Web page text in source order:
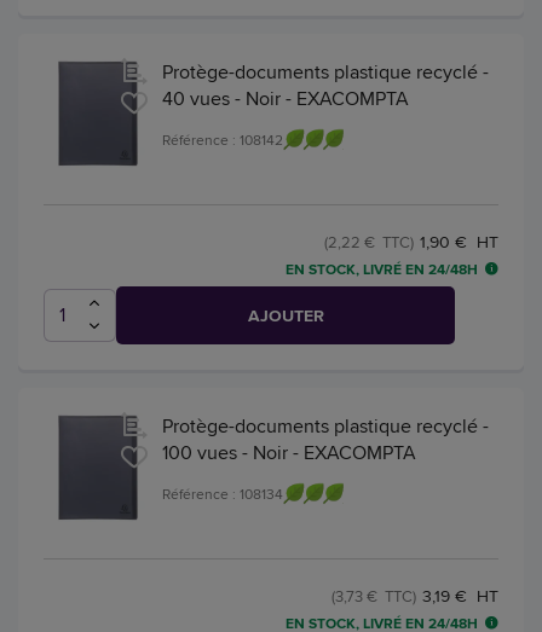
Protège-documents plastique recyclé -
40 vues - Noir - EXACOMPTA
Référence : 108142
1,90 € HT
(2,22 € TTC)
EN STOCK, LIVRÉ EN 24/48H
AJOUTER
Protège-documents plastique recyclé -
100 vues - Noir - EXACOMPTA
Référence : 108134
3,19 € HT
(3,73 € TTC)
EN STOCK, LIVRÉ EN 24/48H